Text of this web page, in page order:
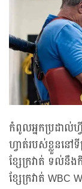
កំពូលអ្នកប្រដាល់ហ្
ហ្វាត់របស់ខ្លួននៅ
ខ្សែក្រវាត់ ទល់នឹង
ខ្សែក្រវាត់ WBC